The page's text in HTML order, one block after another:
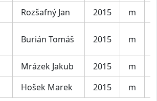
Rozšafný Jan 2015 m
Burián Tomáš 2015 m
Mrázek Jakub 2015 m
Hošek Marek 2015 m